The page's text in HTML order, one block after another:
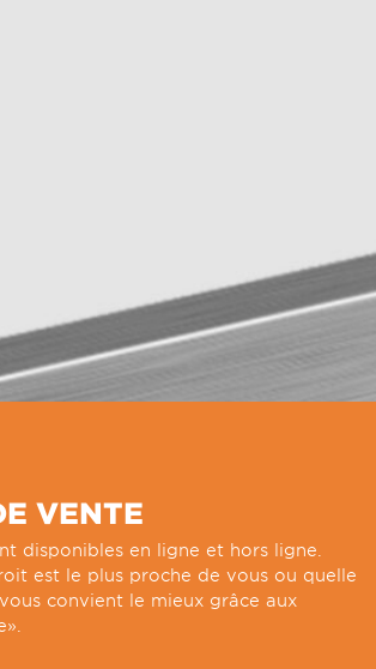
VENTE
disponibles en ligne et hors ligne.
est le plus proche de vous ou quelle
convient le mieux grâce aux